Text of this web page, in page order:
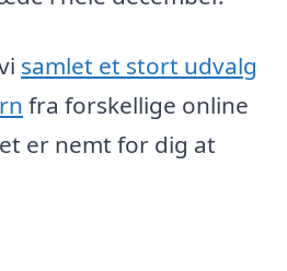
samlet et stort udvalg
fra forskellige online
er nemt for dig at